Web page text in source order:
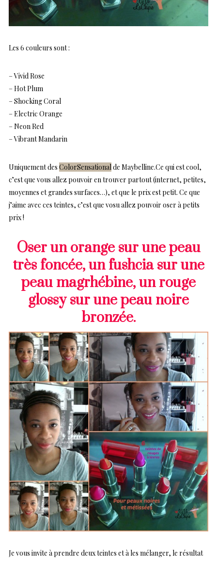
Les 6 couleurs sont :
– Vivid Rose
– Hot Plum
– Shocking Coral
– Electric Orange
– Neon Red
– Vibrant Mandarin
Uniquement des ColorSensationalde Maybelline.Ce qui est cool,
c’est que vous allez pouvoir en trouver partout (internet, petites,
moyennes et grandes surfaces…), et que le prix est petit. Ce que
j’aime avec ces teintes, c’est que vosu allez pouvoir oser à petits
prix !
Oser un orange sur une peau
très foncée, un fushcia sur une
peau magrhébine, un rouge
glossy sur une peau noire
bronzée.
Je vous invite à prendre deux teintes et à les mélanger, le résultat